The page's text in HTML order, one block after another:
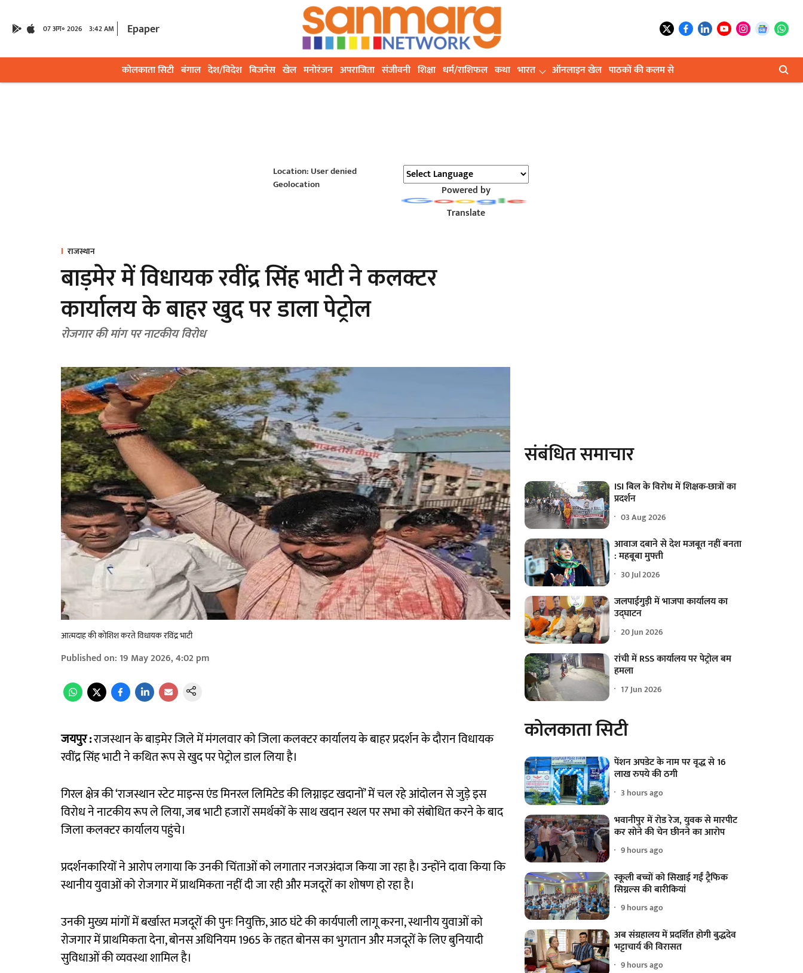
07 अग॰ 2026 3:42 AM Epaper
कोलकाता सिटी बंगाल देश/विदेश बिजनेस खेल मनोरंजन अपराजिता संजीवनी शिक्षा धर्म/राशिफल कथा भारत ऑनलाइन खेल पाठकों की कलम से
Location: User denied
Geolocation
Powered by
Translate
राजस्थान
बाड़मेर में विधायक रवींद्र सिंह भाटी ने कलक्टर
कार्यालय के बाहर खुद पर डाला पेट्रोल
रोजगार की मांग पर नाटकीय विरोध
आत्मदाह की कोशिश करते विधायक रविंद्र भाटी
Published on: 19 May 2026, 4:02 pm
जयपुर :राजस्थान के बाड़मेर जिले में मंगलवार को जिला कलक्टर कार्यालय के बाहर प्रदर्शन के दौरान विधायक
रवींद्र सिंह भाटी ने कथित रूप से खुद पर पेट्रोल डाल लिया है।
गिरल क्षेत्र की ‘राजस्थान स्टेट माइन्स एंड मिनरल लिमिटेड की लिग्नाइट खदानों’ में चल रहे आंदोलन से जुड़े इस
विरोध ने नाटकीय रूप ले लिया, जब भाटी हजारों समर्थकों के साथ खदान स्थल पर सभा को संबोधित करने के बाद
जिला कलक्टर कार्यालय पहुंचे।
प्रदर्शनकारियों ने आरोप लगाया कि उनकी चिंताओं को लगातार नजरअंदाज किया जा रहा है। उन्होंने दावा किया कि
स्थानीय युवाओं को रोजगार में प्राथमिकता नहीं दी जा रही और मजदूरों का शोषण हो रहा है।
उनकी मुख्य मांगों में बर्खास्त मजदूरों की पुनः नियुक्ति, आठ घंटे की कार्यपाली लागू करना, स्थानीय युवाओं को
रोजगार में प्राथमिकता देना, बोनस अधिनियम 1965 के तहत बोनस का भुगतान और मजदूरों के लिए बुनियादी
सुविधाओं की व्यवस्था शामिल है।
संबंधित समाचार
ISI बिल के विरोध में शिक्षक-छात्रों का
प्रदर्शन
03 Aug 2026
आवाज दबाने से देश मजबूत नहीं बनता
: महबूबा मुफ्ती
30 Jul 2026
जलपाईगुड़ी में भाजपा कार्यालय का
उद्घाटन
20 Jun 2026
रांची में RSS कार्यालय पर पेट्रोल बम
हमला
17 Jun 2026
कोलकाता सिटी
पेंशन अपडेट के नाम पर वृद्ध से 16
लाख रुपये की ठगी
3 hours ago
भवानीपुर में रोड रेज, युवक से मारपीट
कर सोने की चेन छीनने का आरोप
9 hours ago
स्कूली बच्चों को सिखाई गईं ट्रैफिक
सिग्नल्स की बारीकियां
9 hours ago
अब संग्रहालय में प्रदर्शित होगी बुद्धदेव
भट्टाचार्य की विरासत
9 hours ago